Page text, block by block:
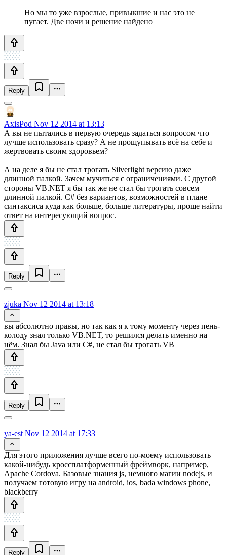
Но мы то уже взрослые, привыкшие и нас это не
пугает. Две ночи и решение найдено
Reply
AxisPod Nov 12 2014 at 13:13
А вы не пытались в первую очередь задаться вопросом что
лучше использовать сразу? А не прощупывать всё на себе и
жертвовать своим здоровьем?
А на деле я бы не стал трогать Silverlight версию даже
длинной палкой. Зачем мучиться с ограничениями. С другой
стороны VB.NET я бы так же не стал бы трогать совсем
длинной палкой. C# без вариантов, возможностей в плане
синтаксиса куда как больше, больше литературы, проще найти
ответ на интересующий вопрос.
Reply
zjuka Nov 12 2014 at 13:18
вы абсолютно правы, но так как я к тому моменту через пень-
колоду знал только VB.NET, то решился делать именно на
нём. Знал бы Java или C#, не стал бы трогать VB
Reply
ya-est Nov 12 2014 at 17:33
Для этого приложения лучше всего по-моему использовать
какой-нибудь кроссплатформенный фреймворк, например,
Apache Cordova. Базовые знания js, немного магии nodejs, и
получаем готовую игру на android, ios, bada windows phone,
blackberry
Reply